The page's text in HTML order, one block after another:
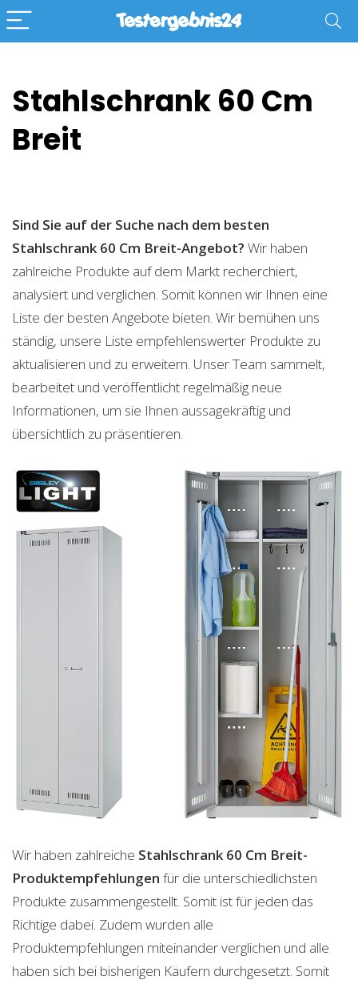
Stahlschrank 60 Cm
Breit
Sind Sie auf der Suche nach dem besten
Stahlschrank 60 Cm Breit-Angebot? Wir haben
zahlreiche Produkte auf dem Markt recherchiert,
analysiert und verglichen. Somit können wir Ihnen eine
Liste der besten Angebote bieten. Wir bemühen uns
ständig, unsere Liste empfehlenswerter Produkte zu
aktualisieren und zu erweitern. Unser Team sammelt,
bearbeitet und veröffentlicht regelmäßig neue
Informationen, um sie Ihnen aussagekräftig und
übersichtlich zu präsentieren.
Wir haben zahlreiche Stahlschrank 60 Cm Breit-
Produktempfehlungen für die unterschiedlichsten
Produkte zusammengestellt. Somit ist für jeden das
Richtige dabei. Zudem wurden alle
Produktempfehlungen miteinander verglichen und alle
haben sich bei bisherigen Käufern durchgesetzt. Somit